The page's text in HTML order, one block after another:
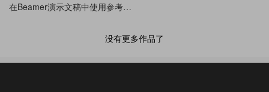
在Beamer演示文稿中使用参考文献
没有更多作品了